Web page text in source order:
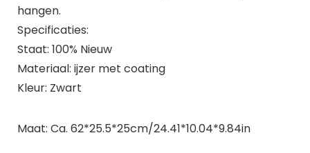
hangen.
Specificaties:
Staat: 100% Nieuw
Materiaal: ijzer met coating
Kleur: Zwart
Maat: Ca. 62*25.5*25cm/24.41*10.04*9.84in